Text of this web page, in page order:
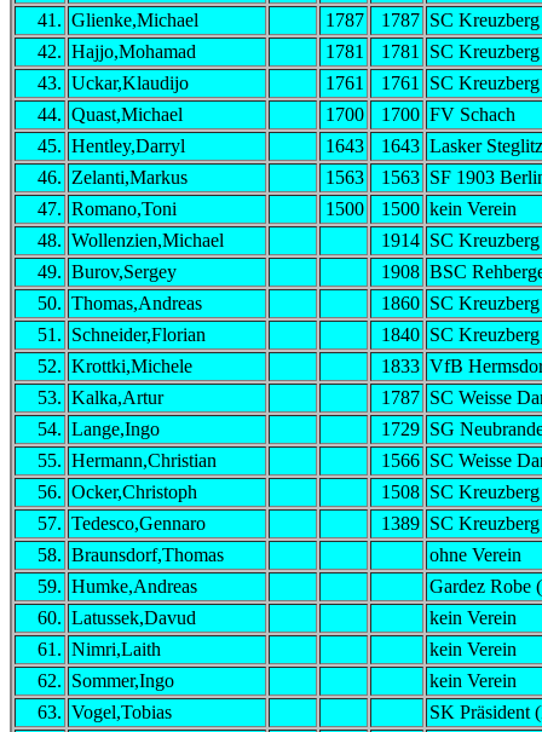
41. Glienke,Michael 1787 1787 SC Kreuzberg
42. Hajjo,Mohamad 1781 1781
SC Kreuzberg
43. Uckar,Klaudijo 1761 1761
SC Kreuzberg
44. Quast,Michael 1700 1700 FV Schach
45. Hentley,Darryl 1643 1643 Lasker
46. Zelanti,Markus 1563 1563 SF 1903
47. Romano,Toni 1500 1500 kein Verein
48. Wollenzien,Michael 1914 SC Kreuzberg
49. Burov,Sergey 1908 BSC
50. Thomas,Andreas 1860 SC Kreuzberg
51. Schneider,Florian 1840 SC Kreuzberg
52. Krottki,Michele 1833 VfB
53. Kalka,Artur 1787 SC Weisse
54. Lange,Ingo 1729 SG
55. Hermann,Christian 1566 SC Weisse
56. Ocker,Christoph 1508 SC Kreuzberg
57. Tedesco,Gennaro 1389 SC Kreuzberg
58. Braunsdorf,Thomas
ohne Verein
59. Humke,Andreas
Gardez Robe
60. Latussek,Davud
kein Verein
61. Nimri,Laith
kein Verein
62. Sommer,Ingo
kein Verein
63. Vogel,Tobias SK Präsident